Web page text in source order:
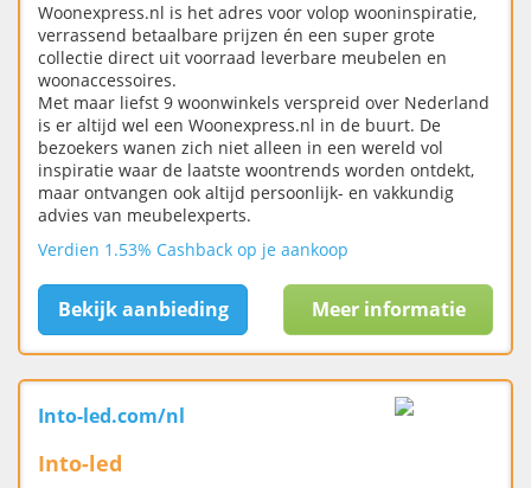
Woonexpress.nl is het adres voor volop wooninspiratie,
verrassend betaalbare prijzen én een super grote
collectie direct uit voorraad leverbare meubelen en
woonaccessoires.
Met maar liefst 9 woonwinkels verspreid over Nederland
is er altijd wel een Woonexpress.nl in de buurt. De
bezoekers wanen zich niet alleen in een wereld vol
inspiratie waar de laatste woontrends worden ontdekt,
maar ontvangen ook altijd persoonlijk- en vakkundig
advies van meubelexperts.
Verdien 1.53% Cashback op je aankoop
Bekijk aanbieding Meer informatie
Into-led.com/nl
Into-led